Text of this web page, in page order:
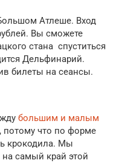
Атлеше. Вход
Вы сможете
стана спуститься
Дельфинарий.
билеты на сеансы.
большим и малым
потому что по форме
крокодила. Мы
самый край этой